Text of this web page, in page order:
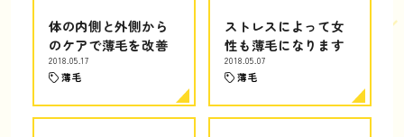
体の内側と外側から
のケアで薄毛を改善
2018.05.17
薄毛
ストレスによって女
性も薄毛になります
2018.05.07
薄毛